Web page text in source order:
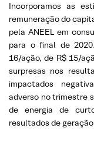
Incorporamos as
remuneração do
pela ANEEL em
para o final de
16/ação, de R$ 15/
surpresas nos
impactados
adverso no trimestre
de energia de
resultados de